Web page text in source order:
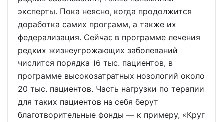
эксперты. Пока неясно, когда продолжится
доработка самих программ, а также их
федерализация. Сейчас в программе лечения
редких жизнеугрожающих заболеваний
числится порядка 16 тыс. пациентов, в
программе высокозатратных нозологий около
20 тыс. пациентов. Часть нагрузки по терапии
для таких пациентов на себя берут
благотворительные фонды — к примеру, «Круг